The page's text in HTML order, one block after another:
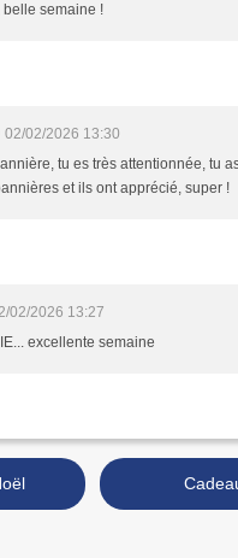
belle semaine !
02/02/2026 13:30
tu es très attentionnée, tu
et ils ont apprécié, super !
02/2026 13:27
excellente semaine